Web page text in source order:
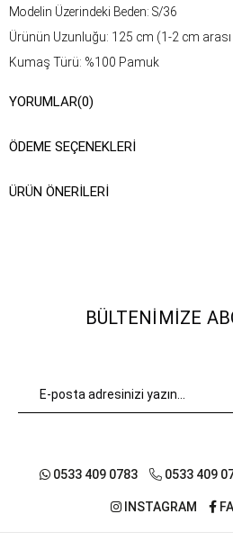
Modelin Üzerindeki Beden: S/36
Ürünün Uzunluğu: 125 cm (1-2 cm
Kumaş Türü: %100 Pamuk
talimatına ulaşabilirsiniz.
YORUMLAR(0)
ÖDEME SEÇENEKLERI
ÜRÜN ÖNERILERI
BÜLTENIMIZE
0533 409 0783 0533 409
INSTAGRAM